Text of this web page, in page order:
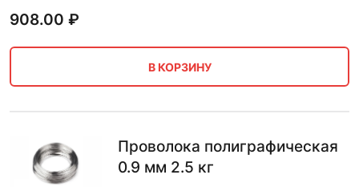
908.00 ₽
В КОРЗИНУ
Проволока полиграфическая
0.9 мм 2.5 кг